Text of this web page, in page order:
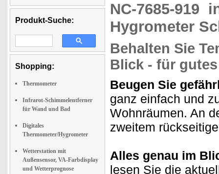
Produkt-Suche:
Shopping:
Thermometer
Infrarot-Schimmelentferner
für Wand und Bad
Digitales
Thermometer/Hygrometer
Wetterstation mit
Außensensor, VA-Farbdisplay
und Wetterprognose
NC-7685-919
Hygrometer
Behalten Sie
Blick - für
Beugen Sie
ganz einfach und
Wohnräumen. An
zweitem
Alles genau im
lesen Sie die